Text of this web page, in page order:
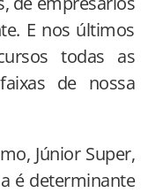
E nos últimos
todas as
de nossa
Júnior Super,
é determinante